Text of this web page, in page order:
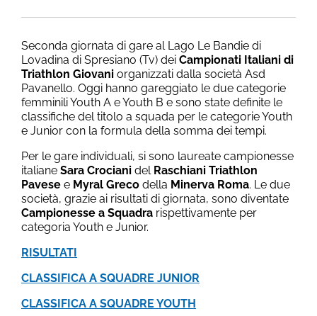
Seconda giornata di gare al Lago Le Bandie di
Lovadina di Spresiano (Tv) dei Campionati Italiani di
Triathlon Giovani organizzati dalla società Asd
Pavanello. Oggi hanno gareggiato le due categorie
femminili Youth A e Youth B e sono state definite le
classifiche del titolo a squada per le categorie Youth
e Junior con la formula della somma dei tempi.
Per le gare individuali, si sono laureate campionesse
italiane Sara Crociani del Raschiani Triathlon
Pavese e Myral Greco della Minerva Roma. Le due
società, grazie ai risultati di giornata, sono diventate
Campionesse a Squadra rispettivamente per
categoria Youth e Junior.
RISULTATI
CLASSIFICA A SQUADRE JUNIOR
CLASSIFICA A SQUADRE YOUTH